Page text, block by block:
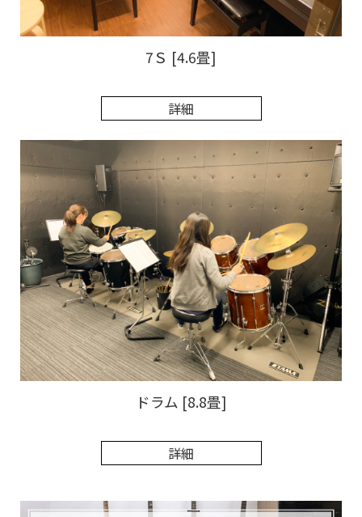
7Ｓ [4.6畳]
詳細
ドラム [8.8畳]
詳細